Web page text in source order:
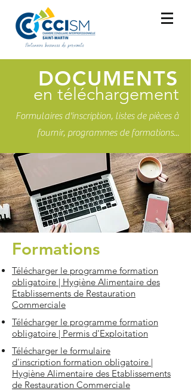
DOCUMENTS
en téléchargement
Formulaires d'inscription, listes de pièces à
fournir, programmes de formations...
Formations
Télécharger le programme formation
obligatoire | Hygiène Alimentaire des
Etablissements de Restauration
Commerciale
Télécharger le programme formation
obligatoire | Permis d'Exploitation
Télécharger le formulaire
d'inscription formation obligatoire |
Hygiène Alimentaire des Etablissements
de Restauration Commerciale